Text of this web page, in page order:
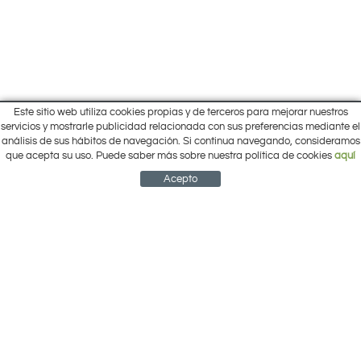
Inicio
Ofertas
Marcas
Pol. Cantalgallo Calle A Naves 10-12
ARACENA (Huelva)
959 12 63 64
info@electrobricogarden.com
CUENTA CESTA
Este sitio web utiliza cookies propias y de terceros para mejorar nuestros
servicios y mostrarle publicidad relacionada con sus preferencias mediante el
análisis de sus hábitos de navegación. Si continua navegando, consideramos
que acepta su uso. Puede saber más sobre nuestra política de cookies aquí
Acepto